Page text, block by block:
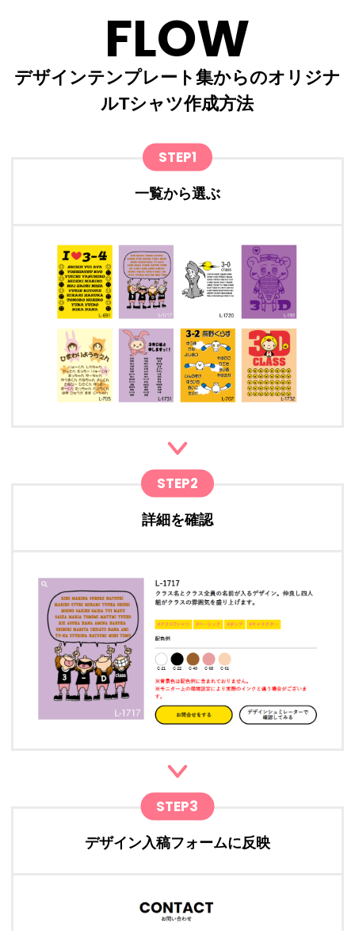
FLOW
デザインテンプレート集からのオリジナ
ルTシャツ作成方法
STEP1
一覧から選ぶ
STEP2
詳細を確認
STEP3
デザイン入稿フォームに反映